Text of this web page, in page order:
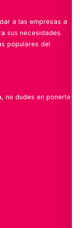
a las empresas a
sus necesidades.
populares del
no dudes en ponerte